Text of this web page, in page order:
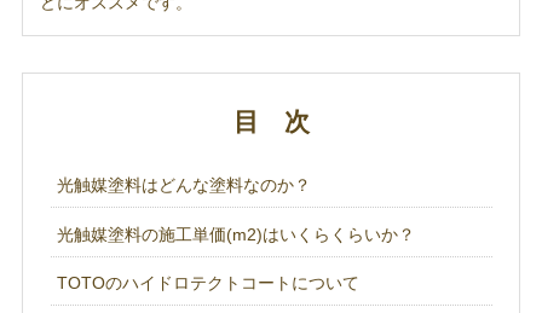
目 次
光触媒塗料はどんな塗料なのか？
光触媒塗料の施工単価(m2)はいくらくらいか？
TOTOのハイドロテクトコートについて